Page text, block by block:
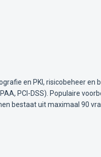
en PKI, risicobeheer en
PCI-DSS). Populaire
bestaat uit maximaal 90